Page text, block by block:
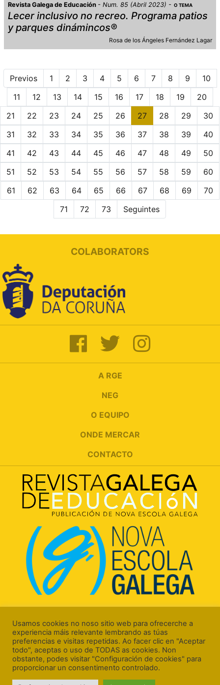
Revista Galega de Educación Num. 85 (Abril 2023) O TEMA
Lecer inclusivo no recreo. Programa patios
y parques dinámincos®
Rosa de los Ángeles Fernández Lagar
Previos 1 2 3 4 5 6 7 8 9
10
11
12 13 14 15 16 17 18 19
20
21
22 23 24 25 26 27 28 29
30
31
32 33 34 35 36 37 38 39
40
41
42 43 44 45 46 47 48 49
50
51
52 53 54 55 56 57 58 59
60
61
62 63 64 65 66 67 68 69
70
71
72 73 Seguintes
COLABORATORS
A RGE
NEG
O EQUIPO
ONDE MERCAR
CONTACTO
15706 Santiago de Compostela (A Coruña)
Aviso Legal
Usamos cookies no noso sitio web para ofrecerche a
experiencia máis relevante lembrando as túas
preferencias e visitas repetidas. Ao facer clic en "Aceptar
todo", aceptas o uso de TODAS as cookies. Non
obstante, podes visitar "Configuración de cookies" para
proporcionar un consentimento controlado.